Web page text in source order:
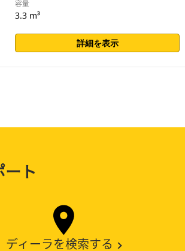
容量
3.3 m³
詳細を表示
ト
ディーラを検索する